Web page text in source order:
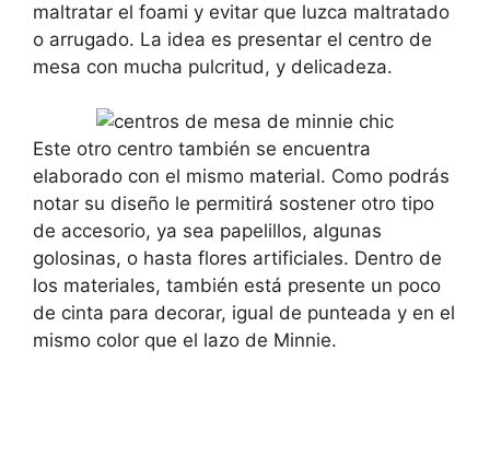
maltratar el foami y evitar que luzca maltratado
o arrugado. La idea es presentar el centro de
mesa con mucha pulcritud, y delicadeza.
Este otro centro también se encuentra
elaborado con el mismo material. Como podrás
notar su diseño le permitirá sostener otro tipo
de accesorio, ya sea papelillos, algunas
golosinas, o hasta flores artificiales. Dentro de
los materiales, también está presente un poco
de cinta para decorar, igual de punteada y en el
mismo color que el lazo de Minnie.